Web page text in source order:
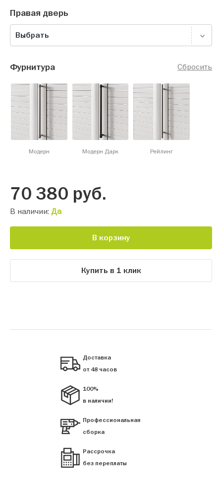
Правая дверь
Выбрать
Сбросить
Фурнитура
Модерн Модерн Дарк Рейлинг
70 380 руб.
В наличии: Да
В корзину
Купить в 1 клик
Доставка
от 48 часов
100%
в наличии!
Профессиональная
сборка
Рассрочка
без переплаты